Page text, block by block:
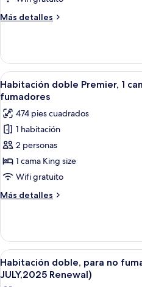
cama
King
para
no
fumadores
(Grand
in
Grand,lounge
access)
Más detalles
Más
junior,
cama
King
para
no
fumadores
(Grand
in
access)
Abrir
todas
las
fotos
de
Habitación
doble
Premier,
1
cama
size,
para
no
fumadores
7
Habitación doble Premier, 1
fumadores
474 pies cuadrados
1 habitación
2 personas
1 cama King size
Wifi gratuito
Más detalles
Más
doble
Premier,
1
cama
Abrir
todas
las
4
Habitación doble, para no
JULY,2025 Renewal)